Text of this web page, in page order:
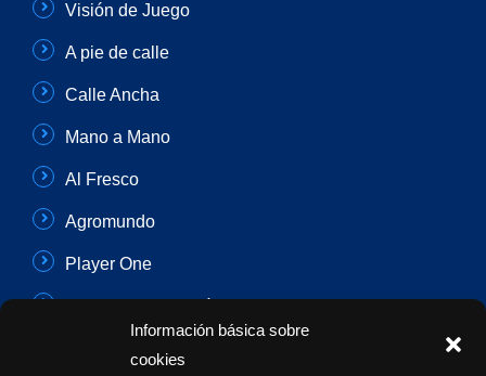
Información básica sobre
cookies
Visión de Juego
A pie de calle
Calle Ancha
Mano a Mano
Al Fresco
Agromundo
Player One